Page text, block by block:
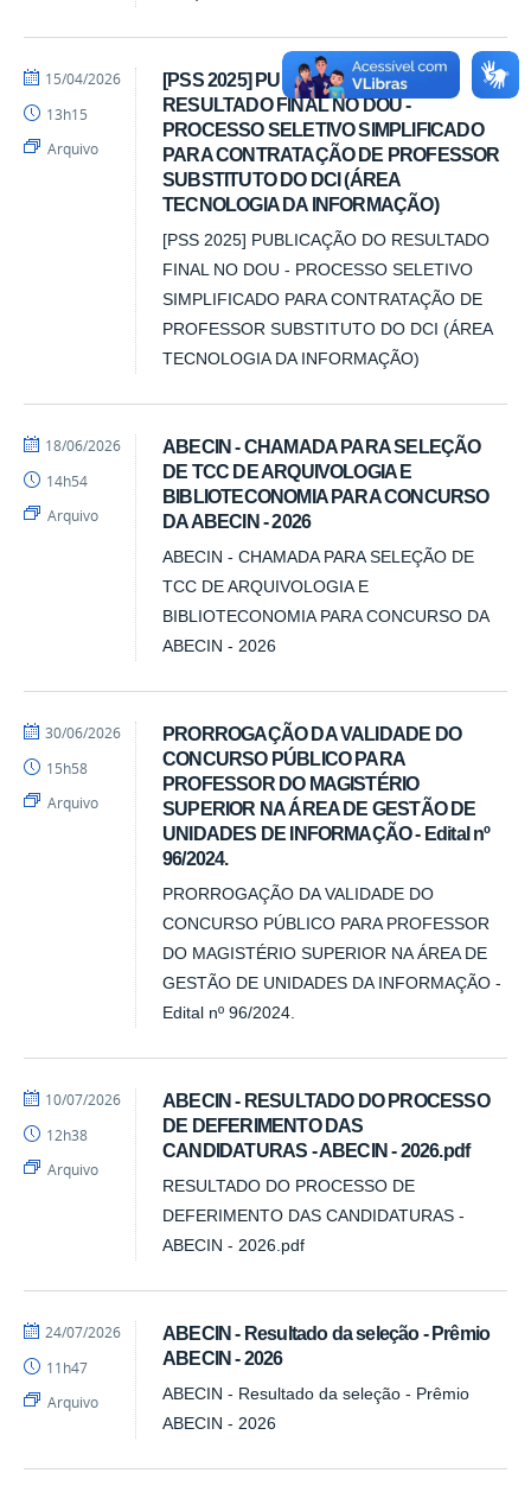
[PSS 2025] PUBLICAÇÃO DO
RESULTADO FINAL NO DOU -
PROCESSO SELETIVO SIMPLIFICADO
PARA CONTRATAÇÃO DE PROFESSOR
SUBSTITUTO DO DCI (ÁREA
TECNOLOGIA DA INFORMAÇÃO)
[PSS 2025] PUBLICAÇÃO DO RESULTADO
FINAL NO DOU - PROCESSO SELETIVO
SIMPLIFICADO PARA CONTRATAÇÃO DE
PROFESSOR SUBSTITUTO DO DCI (ÁREA
TECNOLOGIA DA INFORMAÇÃO)
por
-
DCI
publicado
15/04/2026
13h15
Arquivo
ABECIN - CHAMADA PARA SELEÇÃO
DE TCC DE ARQUIVOLOGIA E
BIBLIOTECONOMIA PARA CONCURSO
DA ABECIN - 2026
ABECIN - CHAMADA PARA SELEÇÃO DE
TCC DE ARQUIVOLOGIA E
BIBLIOTECONOMIA PARA CONCURSO DA
ABECIN - 2026
por
-
DCI
publicado
18/06/2026
14h54
Arquivo
PRORROGAÇÃO DA VALIDADE DO
CONCURSO PÚBLICO PARA
PROFESSOR DO MAGISTÉRIO
SUPERIOR NA ÁREA DE GESTÃO DE
UNIDADES DE INFORMAÇÃO - Edital nº
96/2024.
PRORROGAÇÃO DA VALIDADE DO
CONCURSO PÚBLICO PARA PROFESSOR
DO MAGISTÉRIO SUPERIOR NA ÁREA DE
GESTÃO DE UNIDADES DA INFORMAÇÃO -
Edital nº 96/2024.
por
-
DCI
publicado
30/06/2026
15h58
Arquivo
ABECIN - RESULTADO DO PROCESSO
DE DEFERIMENTO DAS
CANDIDATURAS - ABECIN - 2026.pdf
RESULTADO DO PROCESSO DE
DEFERIMENTO DAS CANDIDATURAS -
ABECIN - 2026.pdf
por
-
DCI
publicado
10/07/2026
12h38
Arquivo
ABECIN - Resultado da seleção - Prêmio
ABECIN - 2026
ABECIN - Resultado da seleção - Prêmio
ABECIN - 2026
por
-
DCI
publicado
24/07/2026
11h47
Arquivo